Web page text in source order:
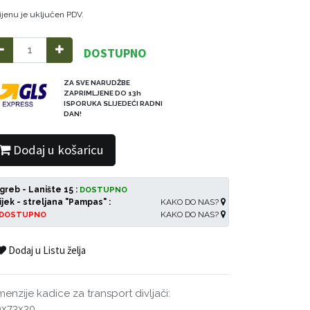
je uključen PDV.
DOSTUPNO
ZA SVE NARUDŽBE
ZAPRIMLJENE DO 13h
ISPORUKA SLIJEDEĆI RADNI
DAN!
Dodaj u košaricu
- Lanište 15 : DOSTUPNO
KAKO DO NAS?
- streljana "Pampas" :
KAKO DO NAS?
Dodaj u Listu želja
kadice za transport divljači: